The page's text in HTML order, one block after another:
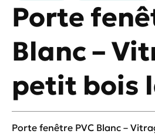
Porte
Blanc –
petit bois
Porte fenêtre PVC Blanc –